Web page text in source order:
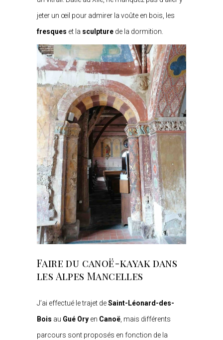
jeter un œil pour admirer la voûte en bois, les
fresques et la sculpture de la dormition.
Faire du canoë-kayak dans
les Alpes Mancelles
J’ai effectué le trajet deSaint-Léonard-des-
Bois au Gué Ory en Canoë, mais différents
parcours sont proposés en fonction de la